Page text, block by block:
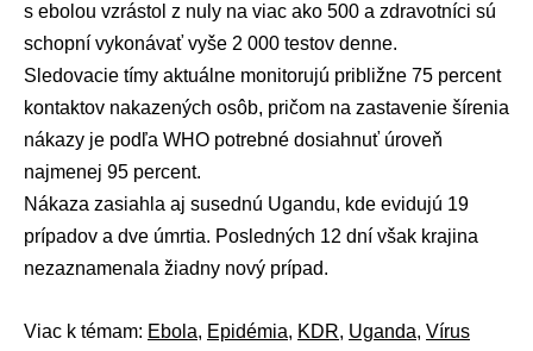
s ebolou vzrástol z nuly na viac ako 500 a zdravotníci sú
schopní vykonávať vyše 2 000 testov denne.
Sledovacie tímy aktuálne monitorujú približne 75 percent
kontaktov nakazených osôb, pričom na zastavenie šírenia
nákazy je podľa WHO potrebné dosiahnuť úroveň
najmenej 95 percent.
Nákaza zasiahla aj susednú Ugandu, kde evidujú 19
prípadov a dve úmrtia. Posledných 12 dní však krajina
nezaznamenala žiadny nový prípad.
Viac k témam: Ebola, Epidémia, KDR, Uganda, Vírus